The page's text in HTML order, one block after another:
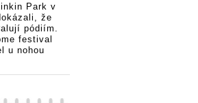
Park v
že
pódiím.
festival
u nohou